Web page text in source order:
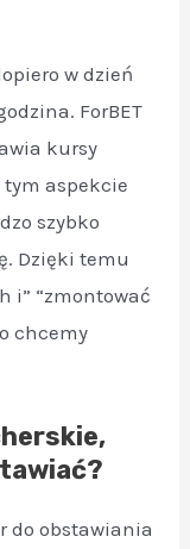
w dzień
ForBET
kursy
aspekcie
szybko
Dzięki temu
i” “zmontować
chcemy
do obstawiania